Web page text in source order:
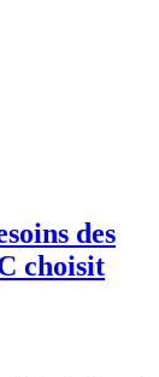
des
choisit